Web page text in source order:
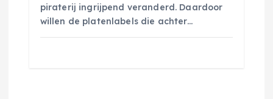
piraterij ingrijpend veranderd. Daardoor
willen de platenlabels die achter…